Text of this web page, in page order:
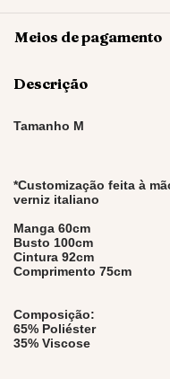
Meios de pagamento
Descrição
Tamanho M
*Customização feita à
verniz italiano
Manga 60cm
Busto 100cm
Cintura 92cm
Comprimento 75cm
Composição:
65% Poliéster
35% Viscose